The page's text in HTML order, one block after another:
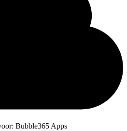
Bubble365 Apps